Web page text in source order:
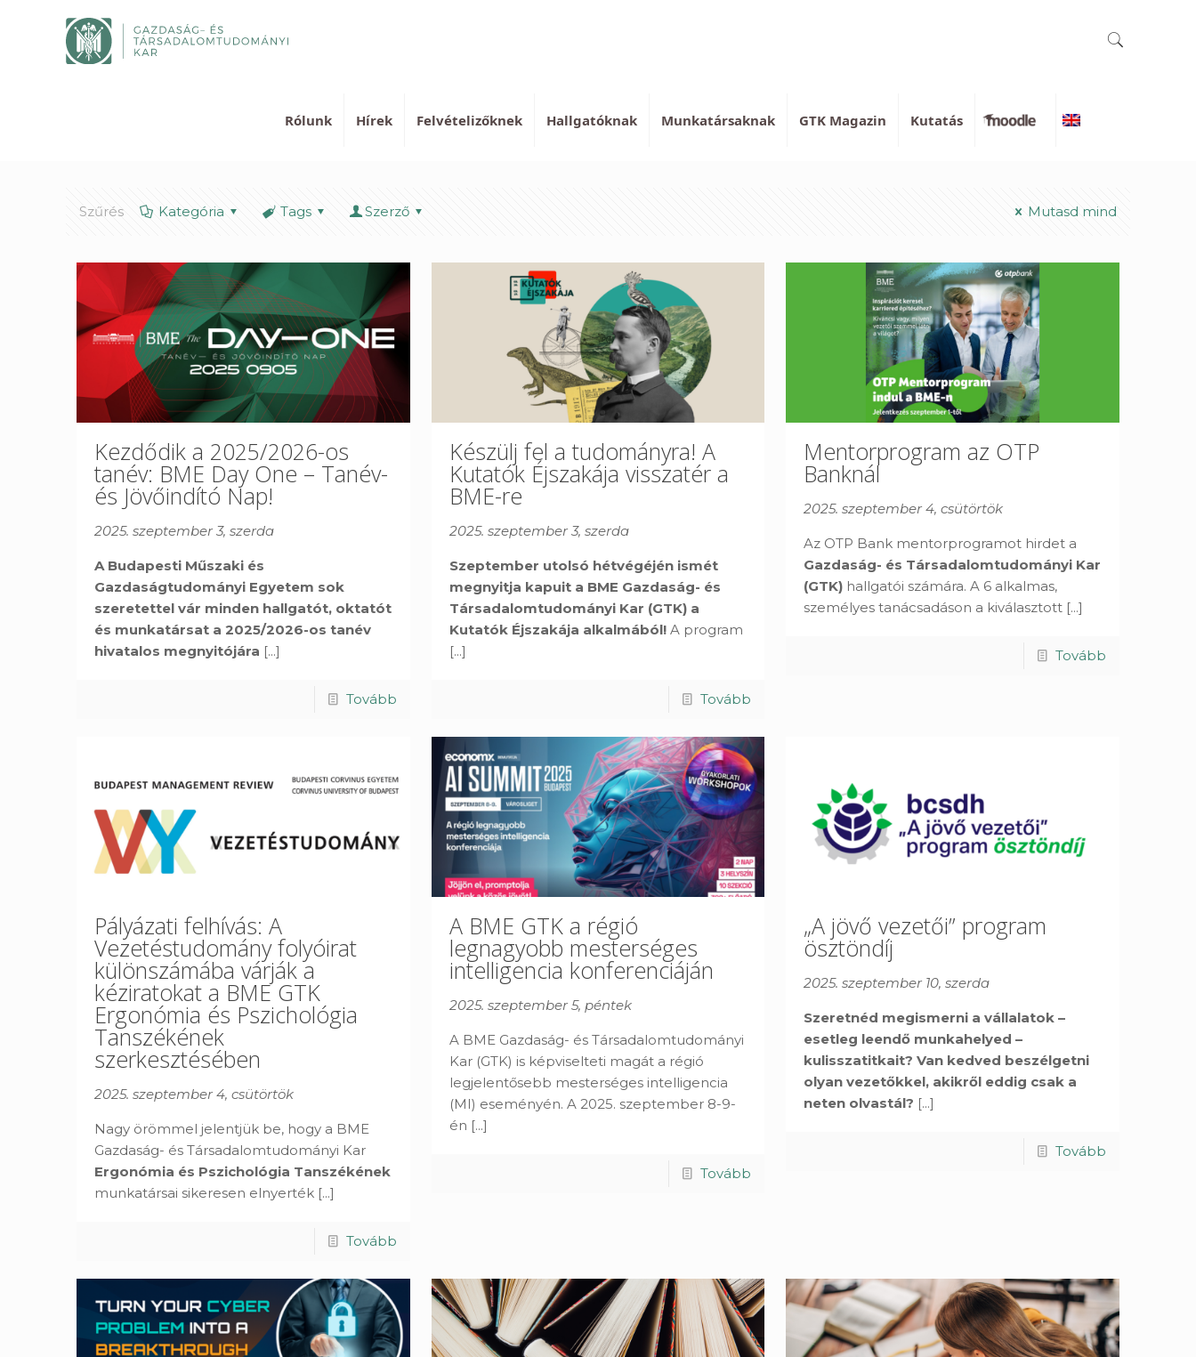
Rólunk Hírek Felvételizőknek Hallgatóknak Munkatársaknak GTK Magazin Kutatás Moodle English
Szűrés Kategória Tags Szerző Mutasd mind
Kezdődik a 2025/2026-os
tanév: BME Day One – Tanév-
és Jövőindító Nap!
2025. szeptember 3, szerda
A Budapesti Műszaki és
Gazdaságtudományi Egyetem sok
szeretettel vár minden hallgatót, oktatót
és munkatársat a 2025/2026-os tanév
hivatalos megnyitójára [...]
Tovább
Készülj fel a tudományra! A
Kutatók Éjszakája visszatér a
BME-re
2025. szeptember 3, szerda
Szeptember utolsó hétvégéjén ismét
megnyitja kapuit a BME Gazdaság- és
Társadalomtudományi Kar (GTK) a
Kutatók Éjszakája alkalmából!A program
[...]
Tovább
Mentorprogram az OTP
Banknál
2025. szeptember 4, csütörtök
Az OTP Bank mentorprogramot hirdet a
Gazdaság- és Társadalomtudományi Kar
(GTK) hallgatói számára. A 6 alkalmas,
személyes tanácsadáson a kiválasztott [...]
Tovább
Pályázati felhívás: A
Vezetéstudomány folyóirat
különszámába várják a
kéziratokat a BME GTK
Ergonómia és Pszichológia
Tanszékének
szerkesztésében
2025. szeptember 4, csütörtök
Nagy örömmel jelentjük be, hogy a BME
Gazdaság- és Társadalomtudományi Kar
Ergonómia és Pszichológia Tanszékének
munkatársai sikeresen elnyerték [...]
Tovább
A BME GTK a régió
legnagyobb mesterséges
intelligencia konferenciáján
2025. szeptember 5, péntek
A BME Gazdaság- és Társadalomtudományi
Kar (GTK) is képviselteti magát a régió
legjelentősebb mesterséges intelligencia
(MI) eseményén. A 2025. szeptember 8-9-
én [...]
Tovább
„A jövő vezetői” program
ösztöndíj
2025. szeptember 10, szerda
Szeretnéd megismerni a vállalatok –
esetleg leendő munkahelyed –
kulisszatitkait? Van kedved beszélgetni
olyan vezetőkkel, akikről eddig csak a
neten olvastál? [...]
Tovább